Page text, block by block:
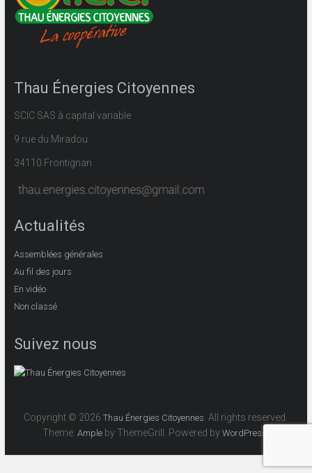
Thau Énergies Citoyennes
SCIC SAS à capital variable
9 rue du Miradou
34110 Frontignan
Actualités
Assemblées générales
Au fil des jours
En vidéo
Non classé
Suivez nous
Copyright © 2026Thau Énergies Citoyennes . All rights reserved.
Theme:Ample by ThemeGrill. Powered byWordPress